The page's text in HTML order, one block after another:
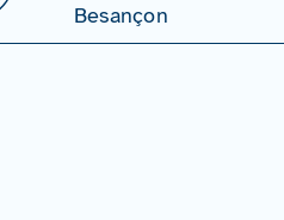
Besançon